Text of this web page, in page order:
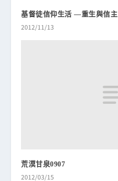
基督徒信仰生活 —重生與信主
2012/11/13
荒漠甘泉0907
2012/03/15